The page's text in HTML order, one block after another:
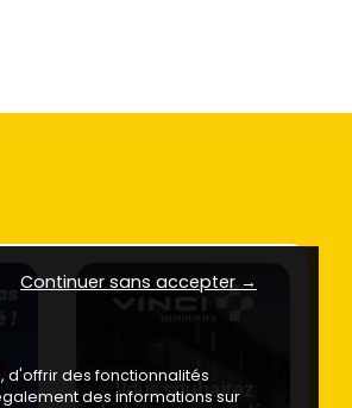
Continuer sans accepter →
d'offrir des fonctionnalités
des informations sur